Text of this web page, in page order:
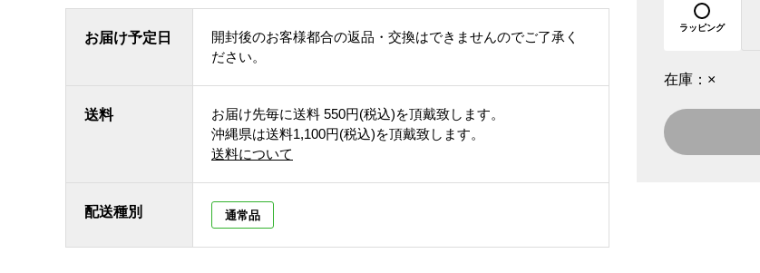
お届け予定日
開封後のお客様都合の返品・交換はできませんのでご了承く
ださい。
送料 お届け先毎に送料 550円(税込)を頂戴致します。
沖縄県は送料1,100円(税込)を頂戴致します。
送料について
配送種別 通常品
ラッピング
在庫： ×